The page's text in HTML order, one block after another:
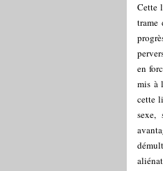
Cette
trame
en
mis à
cette
sexe,